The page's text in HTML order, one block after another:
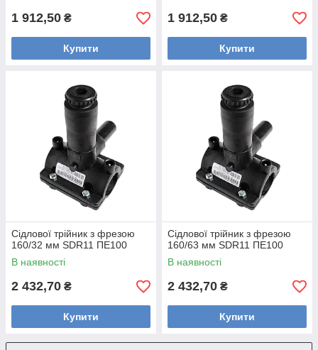
1 912,50 ₴
Купити
1 912,50 ₴
Купити
Сідлової трійник з фрезою
160/32 мм SDR11 ПЕ100
В наявності
2 432,70 ₴
Купити
Сідлової трійник з фрезою
160/63 мм SDR11 ПЕ100
В наявності
2 432,70 ₴
Купити